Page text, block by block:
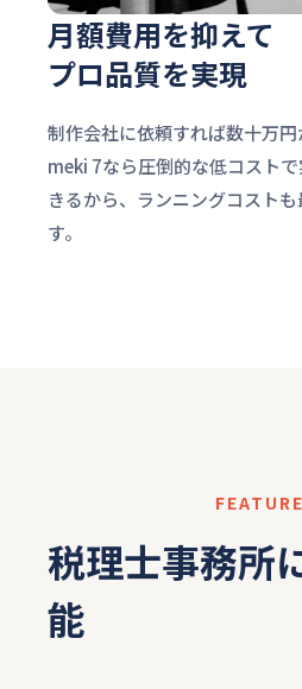
月額費用を抑えて
プロ品質を実現
制作会社に依頼すれば数十万
meki 7なら圧倒的な低コスト
きるから、ランニングコスト
す。
税理士事務所
能